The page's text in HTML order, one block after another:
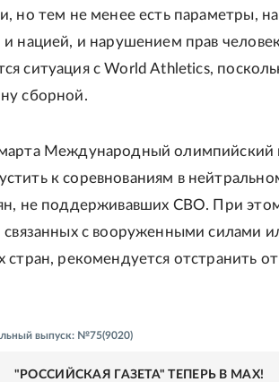
но тем не менее есть параметры,
нацией, и нарушением прав
ситуация с World Athletics,
сборной.
Международный
к соревнованиям в
не поддерживавших СВО. При
связанных с вооруженными силами
стран, рекомендуется отстранить от
выпуск: №75(9020)
"РОССИЙСКАЯ ГАЗЕТА" ТЕПЕРЬ В MAX!